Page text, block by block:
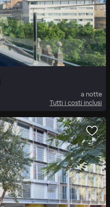
a notte
Tutti i costi inclusi